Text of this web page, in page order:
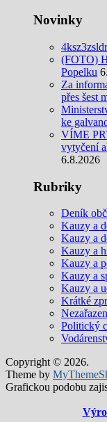
Novinky
(FOTO)
Popelku
Za
přes šest
ke
VÍME
vytyčení
6.8.2026
Rubriky
Deník
Kauzy a
Kauzy a
Kauzy a
Kauzy a
Kauzy a
Kauzy a
Krátké
Politický
Copyright © 2026.
Theme by
Grafickou podobu